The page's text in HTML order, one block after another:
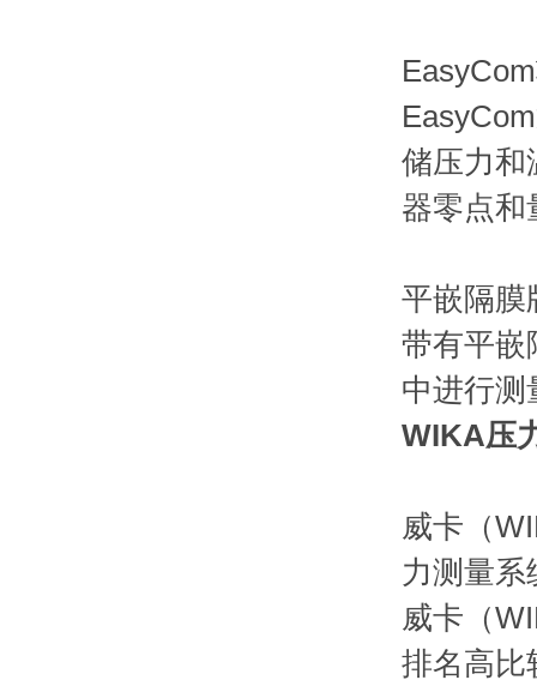
储压力和
器零点和
平嵌隔膜
带有平嵌
中进行测
WIKA压
威卡（
力测量系
威卡（
排名高比